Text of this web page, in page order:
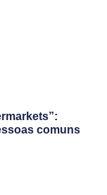
comuns